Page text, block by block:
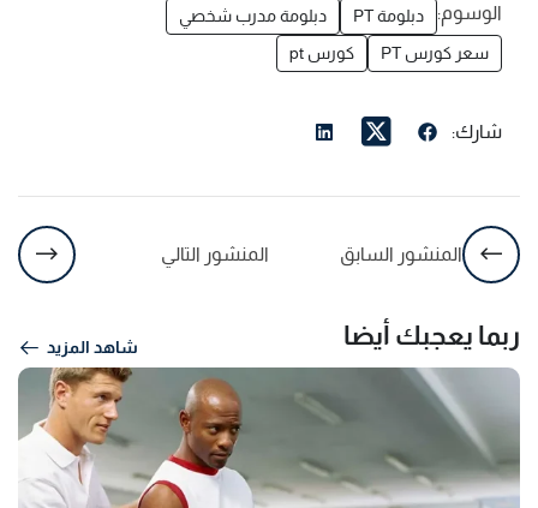
الوسوم: دبلومة PT
دبلومة مدرب شخصي
سعر كورس PT
كورس pt
شارك:
المنشور السابق المنشور التالي
ربما يعجبك أيضا شاهد المزيد